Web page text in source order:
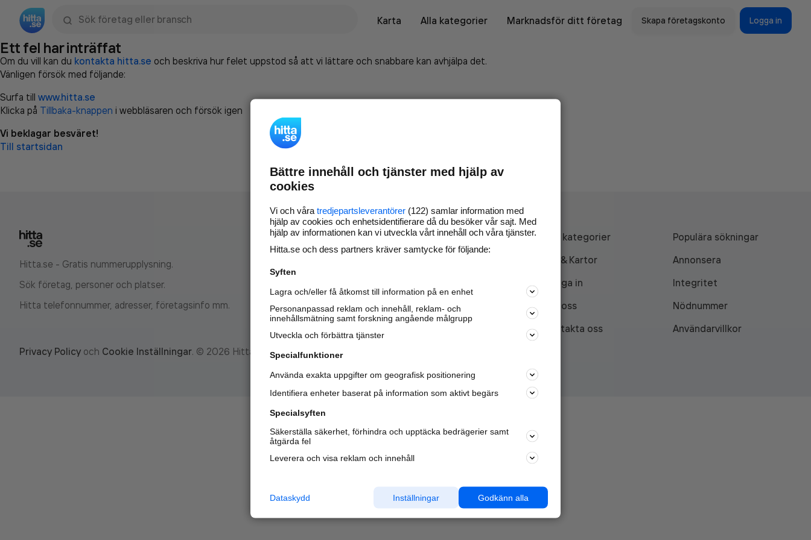
Karta
Alla kategorier Marknadsför ditt företag Skapa företagskonto Logga in
Ett fel har inträffat
Om du vill kan du kontakta hitta.se och beskriva hur felet uppstod så att vi lättare och snabbare kan avhjälpa det.
Vänligen försök med följande:
Surfa till www.hitta.se
Klicka på Tillbaka-knappen i webbläsaren och försök igen
Vi beklagar besväret!
Till startsidan
Hitta.se - Gratis nummerupplysning.
Sök företag, personer och platser.
Hitta telefonnummer, adresser, företagsinfo mm.
Marknadsför företaget på
nya kunder och
samarbetspartners nära dig.
Läs mer här
Alla kategorier
Populära sökningar
API & Kartor
Annonsera
Logga in
Integritet
Om oss
Nödnummer
Kontakta oss
Användarvillkor
Privacy Policy och Cookie Inställningar. © 2026 Hitta.se
Bättre innehåll och tjänster med hjälp av
cookies
Vi och våra tredjepartsleverantörer (122) samlar information med
hjälp av cookies och enhetsidentifierare då du besöker vår sajt. Med
hjälp av informationen kan vi utveckla vårt innehåll och våra tjänster.
Hitta.se och dess partners kräver samtycke för följande:
Syften
Lagra och/eller få åtkomst till information på en enhet
Personanpassad reklam och innehåll, reklam- och
innehållsmätning samt forskning angående målgrupp
Utveckla och förbättra tjänster
Specialfunktioner
Använda exakta uppgifter om geografisk positionering
Identifiera enheter baserat på information som aktivt begärs
Specialsyften
Säkerställa säkerhet, förhindra och upptäcka bedrägerier samt
åtgärda fel
Leverera och visa reklam och innehåll
Godkänn alla
Inställningar
Dataskydd